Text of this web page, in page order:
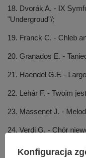
18. Dvorák A. - IX
"Undergroud"/;
19. Franck C. - Chleb
20. Granados E. -
21. Haendel G.F. -
22. Lehár F. - Twoim
23. Massenet J. -
24. Verdi G. - Chór
25. Arne T.A. -
Konfiguracja